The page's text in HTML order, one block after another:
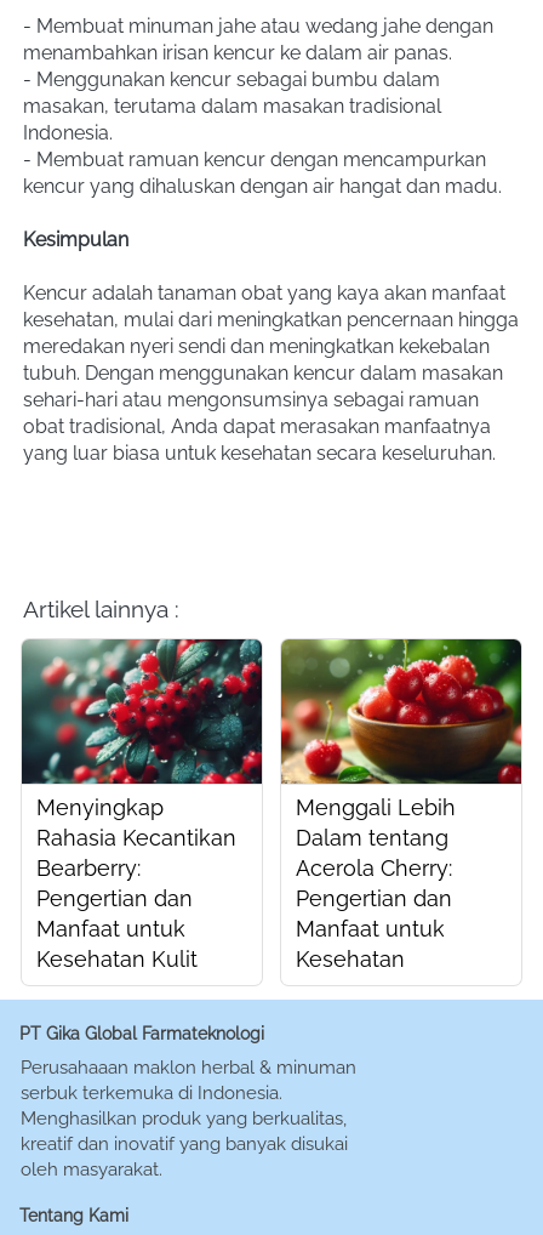
- Membuat minuman jahe atau wedang jahe dengan
menambahkan irisan kencur ke dalam air panas.
- Menggunakan kencur sebagai bumbu dalam
masakan, terutama dalam masakan tradisional
Indonesia.
- Membuat ramuan kencur dengan mencampurkan
kencur yang dihaluskan dengan air hangat dan madu.
Kesimpulan
Kencur adalah tanaman obat yang kaya akan manfaat
kesehatan, mulai dari meningkatkan pencernaan hingga
meredakan nyeri sendi dan meningkatkan kekebalan
tubuh. Dengan menggunakan kencur dalam masakan
sehari-hari atau mengonsumsinya sebagai ramuan
obat tradisional, Anda dapat merasakan manfaatnya
yang luar biasa untuk kesehatan secara keseluruhan.
Artikel lainnya :
Menyingkap
Rahasia Kecantikan
Bearberry:
Pengertian dan
Manfaat untuk
Kesehatan Kulit
Menggali Lebih
Dalam tentang
Acerola Cherry:
Pengertian dan
Manfaat untuk
Kesehatan
PT Gika Global Farmateknologi
Perusahaaan maklon herbal & minuman
serbuk terkemuka di Indonesia.
Menghasilkan produk yang berkualitas,
kreatif dan inovatif yang banyak disukai
oleh masyarakat.
Tentang Kami